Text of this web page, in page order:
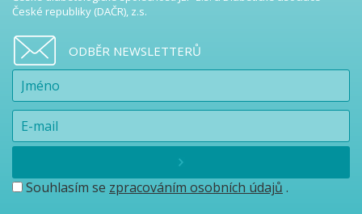
České republiky (DAČR), z.s.
ODBĚR NEWSLETTERŮ
Souhlasím se zpracováním osobních údajů .